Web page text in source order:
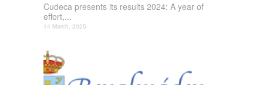
Cudeca presents its results 2024: A year of
effort,...
14 March, 2025